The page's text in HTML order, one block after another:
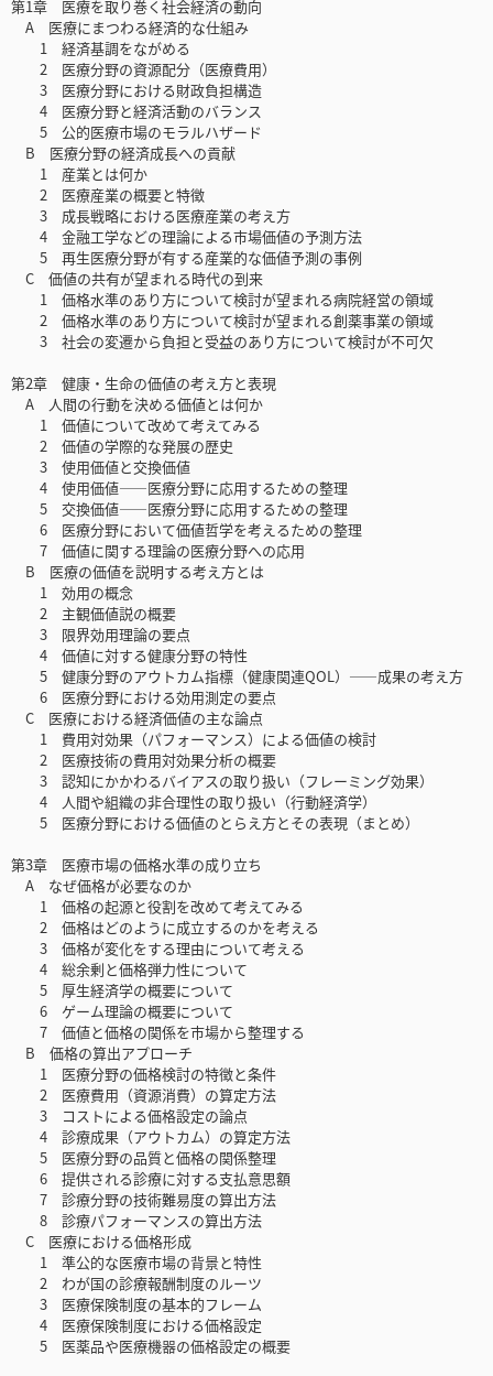
第1章 医療を取り巻く社会経済の動向
A 医療にまつわる経済的な仕組み
1 経済基調をながめる
2 医療分野の資源配分（医療費用）
3 医療分野における財政負担構造
4 医療分野と経済活動のバランス
5 公的医療市場のモラルハザード
B 医療分野の経済成長への貢献
1 産業とは何か
2 医療産業の概要と特徴
3 成長戦略における医療産業の考え方
4 金融工学などの理論による市場価値の予測方法
5 再生医療分野が有する産業的な価値予測の事例
C 価値の共有が望まれる時代の到来
1 価格水準のあり方について検討が望まれる病院経営の領域
2 価格水準のあり方について検討が望まれる創薬事業の領域
3 社会の変遷から負担と受益のあり方について検討が不可欠
第2章 健康・生命の価値の考え方と表現
A 人間の行動を決める価値とは何か
1 価値について改めて考えてみる
2 価値の学際的な発展の歴史
3 使用価値と交換価値
4 使用価値――医療分野に応用するための整理
5 交換価値――医療分野に応用するための整理
6 医療分野において価値哲学を考えるための整理
7 価値に関する理論の医療分野への応用
B 医療の価値を説明する考え方とは
1 効用の概念
2 主観価値説の概要
3 限界効用理論の要点
4 価値に対する健康分野の特性
5 健康分野のアウトカム指標（健康関連QOL）――成果の考え方
6 医療分野における効用測定の要点
C 医療における経済価値の主な論点
1 費用対効果（パフォーマンス）による価値の検討
2 医療技術の費用対効果分析の概要
3 認知にかかわるバイアスの取り扱い（フレーミング効果）
4 人間や組織の非合理性の取り扱い（行動経済学）
5 医療分野における価値のとらえ方とその表現（まとめ）
第3章 医療市場の価格水準の成り立ち
A なぜ価格が必要なのか
1 価格の起源と役割を改めて考えてみる
2 価格はどのように成立するのかを考える
3 価格が変化をする理由について考える
4 総余剰と価格弾力性について
5 厚生経済学の概要について
6 ゲーム理論の概要について
7 価値と価格の関係を市場から整理する
B 価格の算出アプローチ
1 医療分野の価格検討の特徴と条件
2 医療費用（資源消費）の算定方法
3 コストによる価格設定の論点
4 診療成果（アウトカム）の算定方法
5 医療分野の品質と価格の関係整理
6 提供される診療に対する支払意思額
7 診療分野の技術難易度の算出方法
8 診療パフォーマンスの算出方法
C 医療における価格形成
1 準公的な医療市場の背景と特性
2 わが国の診療報酬制度のルーツ
3 医療保険制度の基本的フレーム
4 医療保険制度における価格設定
5 医薬品や医療機器の価格設定の概要